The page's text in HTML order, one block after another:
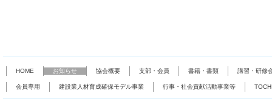
HOME お知らせ 協会概要 支部・会員 書籍・書類 講習・研修
会員専用 建設業人材育成確保モデル事業 行事・社会貢献活動事業等